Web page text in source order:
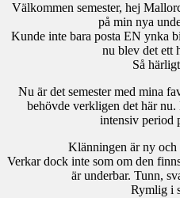
Välkommen semester, hej
på min nya
Kunde inte bara posta EN ynka
nu blev det ett
Så
Nu är det semester med mina
behövde verkligen det här
intensiv period
Klänningen är ny och
Verkar dock inte som om den
är underbar. Tunn,
Rymlig i